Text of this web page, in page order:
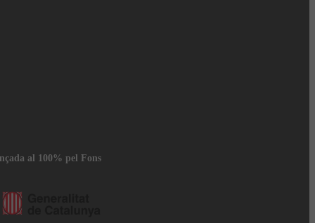
al 100% pel Fons